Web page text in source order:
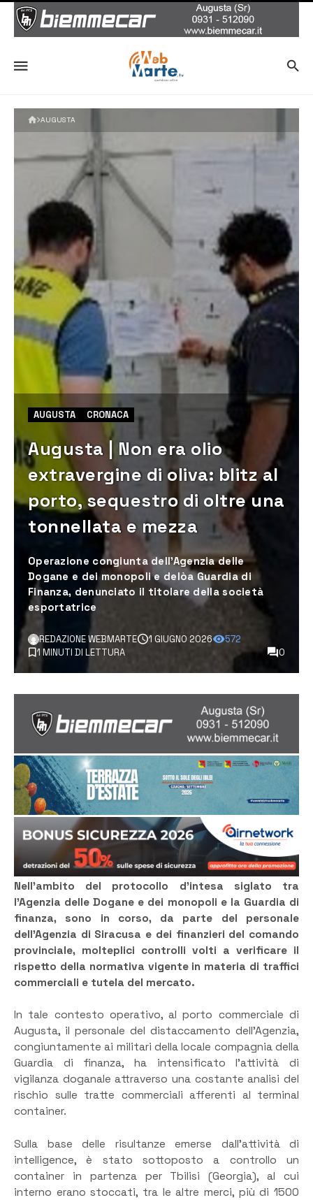
AUGUSTA
AUGUSTA CRONACA
Augusta | Non era olio
extravergine di oliva: blitz al
porto, sequestro di oltre una
tonnellata e mezza
Operazione congiunta dell’Agenzia delle
Dogane e dei monopoli e delòa Guardia di
Finanza, denunciato il titolare della società
esportatrice
REDAZIONE WEBMARTE 1 GIUGNO 2026
572
1 MINUTI DI LETTURA
0
Nell’ambito del protocollo d’intesa siglato tra
l’Agenzia delle Dogane e dei monopoli e la Guardia di
finanza, sono in corso, da parte del personale
dell’Agenzia di Siracusa e dei finanzieri del comando
provinciale, molteplici controlli volti a verificare il
rispetto della normativa vigente in materia di traffici
commerciali e tutela del mercato.
In tale contesto operativo, al porto commerciale di
Augusta, il personale del distaccamento dell’Agenzia,
congiuntamente ai militari della locale compagnia della
Guardia di finanza, ha intensificato l’attività di
vigilanza doganale attraverso una costante analisi del
rischio sulle tratte commerciali afferenti al terminal
container.
Sulla base delle risultanze emerse dall’attività di
intelligence, è stato sottoposto a controllo un
container in partenza per Tbilisi (Georgia), al cui
interno erano stoccati, tra le altre merci, più di 1500